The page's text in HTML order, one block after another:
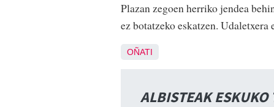
Plazan zegoen herriko jendea
ez botatzeko eskatzen.
OÑATI
ALBISTEAK ESKUKO